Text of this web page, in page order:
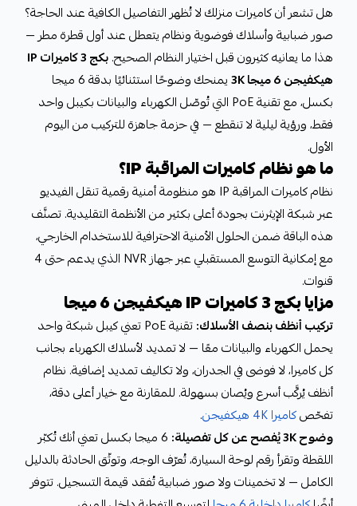
هل تشعر أن كاميرات منزلك لا تُظهر التفاصيل الكافية عند الحاجة؟
صور ضبابية وأسلاك فوضوية ونظام يتعطل عند أول قطرة مطر —
هذا ما يعانيه كثيرون قبل اختيار النظام الصحيح.
بكج 3 كاميرات IP
هيكفيجن 6 ميجا 3K
يمنحك وضوحًا استثنائيًا بدقة 6 ميجا
بكسل، مع تقنية PoE التي تُوصّل الكهرباء والبيانات بكيبل واحد
فقط، ورؤية ليلية لا تنقطع — في حزمة جاهزة للتركيب من اليوم
الأول.
ما هو نظام كاميرات المراقبة IP؟
نظام كاميرات المراقبة IP هو منظومة أمنية رقمية تنقل الفيديو
عبر شبكة الإيثرنت بجودة أعلى بكثير من الأنظمة التقليدية. تصنَّف
هذه الباقة ضمن الحلول الأمنية الاحترافية للاستخدام الخارجي،
مع إمكانية التوسع المستقبلي عبر جهاز NVR الذي يدعم حتى 4
قنوات.
مزايا بكج 3 كاميرات IP هيكفيجن 6 ميجا
تركيب أنظف بنصف الأسلاك:
تقنية PoE تعني كيبل شبكة واحد
يحمل الكهرباء والبيانات معًا — لا تمديد لأسلاك الكهرباء بجانب
كل كاميرا، لا فوضى في الجدران، ولا تكاليف تمديد إضافية. نظام
أنظف يُركَّب أسرع ويُصان بسهولة. للمقارنة مع خيار أعلى دقة،
تفحّصكاميرا 4K هيكفيجن
.
وضوح 3K يُفصح عن كل تفصيلة:
6 ميجا بكسل تعني أنك تُكبّر
اللقطة وتقرأ رقم لوحة السيارة، تُعرّف الوجه، وتوثّق الحادثة بالدليل
الكامل — لا تخمينات ولا صور ضبابية تُفقد قيمة التسجيل. تتوفر